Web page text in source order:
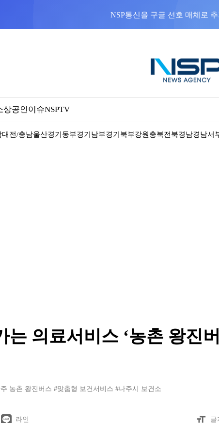
NSP통신을 구글 선호 매체로
상공인이슈NSPTV
대전/충남울산경기동부경기남부경기북부강원 충북전북경남경남서
는 의료서비스 ‘농촌 왕진
농촌 왕진버스 #맞춤형 보건서비스 #나주시 보건소
라인 format_size 글